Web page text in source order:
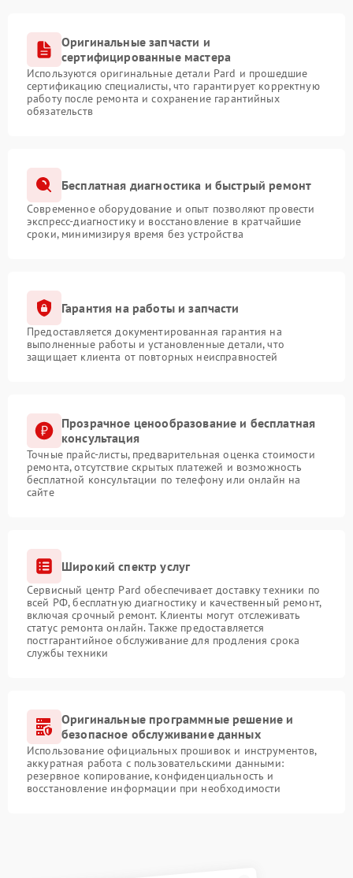
Оригинальные запчасти и
сертифицированные мастера
Используются оригинальные детали Pard и прошедшие
сертификацию специалисты, что гарантирует корректную
работу после ремонта и сохранение гарантийных
обязательств
Бесплатная диагностика и быстрый ремонт
Современное оборудование и опыт позволяют провести
экспресс-диагностику и восстановление в кратчайшие
сроки, минимизируя время без устройства
Гарантия на работы и запчасти
Предоставляется документированная гарантия на
выполненные работы и установленные детали, что
защищает клиента от повторных неисправностей
Прозрачное ценообразование и бесплатная
консультация
Точные прайс-листы, предварительная оценка стоимости
ремонта, отсутствие скрытых платежей и возможность
бесплатной консультации по телефону или онлайн на
сайте
Широкий спектр услуг
Сервисный центр Pard обеспечивает доставку техники по
всей РФ, бесплатную диагностику и качественный ремонт,
включая срочный ремонт. Клиенты могут отслеживать
статус ремонта онлайн. Также предоставляется
постгарантийное обслуживание для продления срока
службы техники
Оригинальные программные решение и
безопасное обслуживание данных
Использование официальных прошивок и инструментов,
аккуратная работа с пользовательскими данными:
резервное копирование, конфиденциальность и
восстановление информации при необходимости